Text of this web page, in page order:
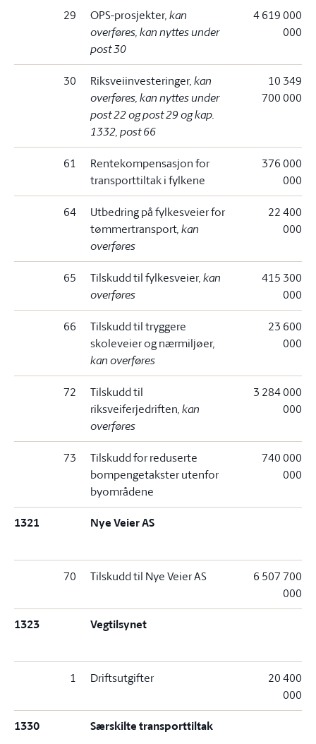
29 OPS-prosjekter, kan
overføres, kan nyttes under
post 30
4 619 000
000
30 Riksveiinvesteringer, kan
overføres, kan nyttes under
post 22 og post 29 og kap.
1332, post 66
10 349
700 000
61
Rentekompensasjon for
transporttiltak i fylkene
376 000
000
64
Utbedring på fylkesveier for
tømmertransport, kan
overføres
22 400
000
65 Tilskudd til fylkesveier, kan
overføres
415 300
000
66
Tilskudd til tryggere
skoleveier og nærmiljøer,
kan overføres
23 600
000
72
Tilskudd til
riksveiferjedriften, kan
overføres
3 284 000
000
73
Tilskudd for reduserte
bompengetakster utenfor
byområdene
740 000
000
1321 Nye Veier AS
70 Tilskudd til Nye Veier AS
6 507 700
000
1323 Vegtilsynet
1 Driftsutgifter
20 400
000
1330 Særskilte transporttiltak